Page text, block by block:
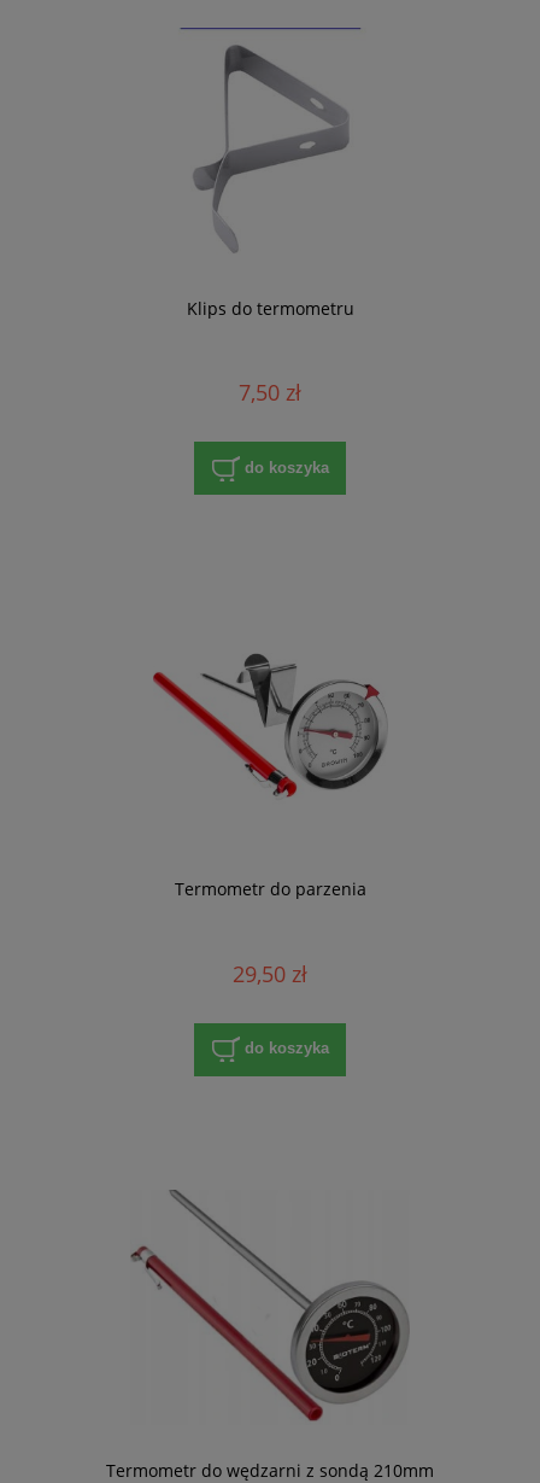
Klips do termometru
7,50 zł
do koszyka
Termometr do parzenia
29,50 zł
do koszyka
Termometr do wędzarni z sondą 210mm